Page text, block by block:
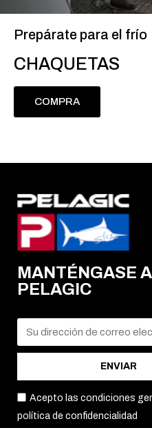
Prepárate para el frío
CHAQUETAS
COMPRA
MANTÉNGASE
PELAGIC
ENVIAR
Acepto las condiciones
política de confidencialidad